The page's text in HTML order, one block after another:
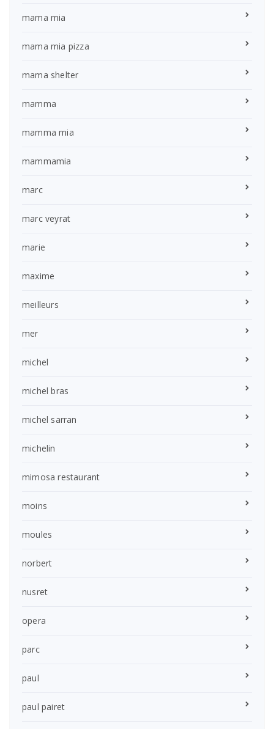
mama mia
mama mia pizza
mama shelter
mamma
mamma mia
mammamia
marc
marc veyrat
marie
maxime
meilleurs
mer
michel
michel bras
michel sarran
michelin
mimosa restaurant
moins
moules
norbert
nusret
opera
parc
paul
paul pairet